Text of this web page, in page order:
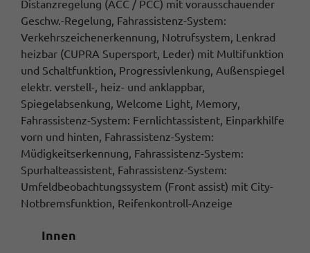
Distanzregelung (ACC / PCC) mit vorausschauender
Geschw.-Regelung, Fahrassistenz-System:
Verkehrszeichenerkennung, Notrufsystem, Lenkrad
heizbar (CUPRA Supersport, Leder) mit Multifunktion
und Schaltfunktion, Progressivlenkung, Außenspiegel
elektr. verstell-, heiz- und anklappbar,
Spiegelabsenkung, Welcome Light, Memory,
Fahrassistenz-System: Fernlichtassistent, Einparkhilfe
vorn und hinten, Fahrassistenz-System:
Müdigkeitserkennung, Fahrassistenz-System:
Spurhalteassistent, Fahrassistenz-System:
Umfeldbeobachtungssystem (Front assist) mit City-
Notbremsfunktion, Reifenkontroll-Anzeige
Innen